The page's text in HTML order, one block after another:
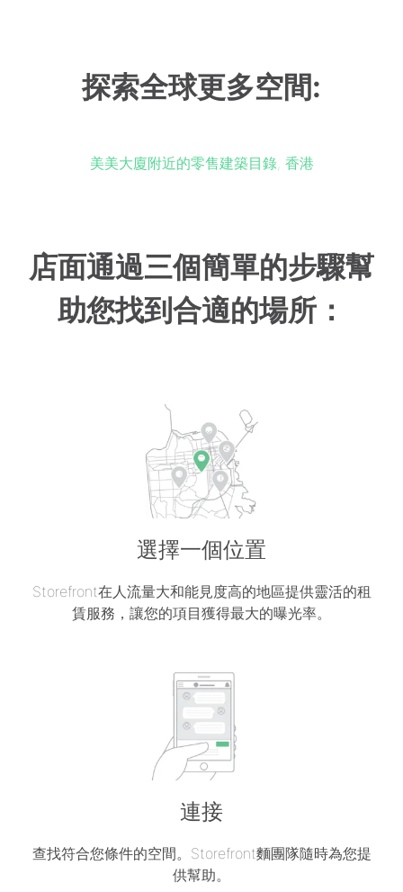
探索全球更多空間:
美美大廈附近的零售建築目錄, 香港
店面通過三個簡單的步驟幫
助您找到合適的場所：
選擇一個位置
Storefront在人流量大和能見度高的地區提供靈活的租
賃服務，讓您的項目獲得最大的曝光率。
連接
查找符合您條件的空間。Storefront麵團隊隨時為您提
供幫助。